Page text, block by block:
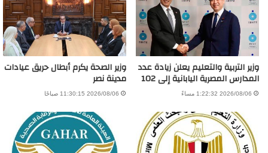
وزير التربية والتعليم يعلن زيادة عدد
المدارس المصرية اليابانية إلى 102
2026/08/06 1:22:32 مساءً
وزير الصحة يكرم أبطال حريق عيادات
مدينة نصر
2026/08/06 11:30:15 صباحًا